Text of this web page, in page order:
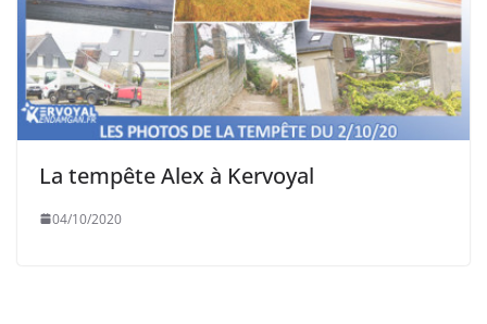
La tempête Alex à Kervoyal
04/10/2020